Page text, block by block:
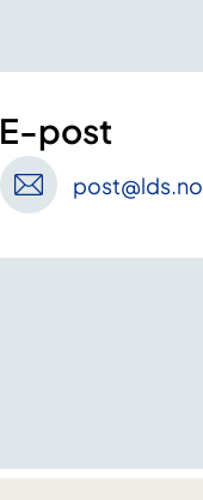
E-post
post@lds.no